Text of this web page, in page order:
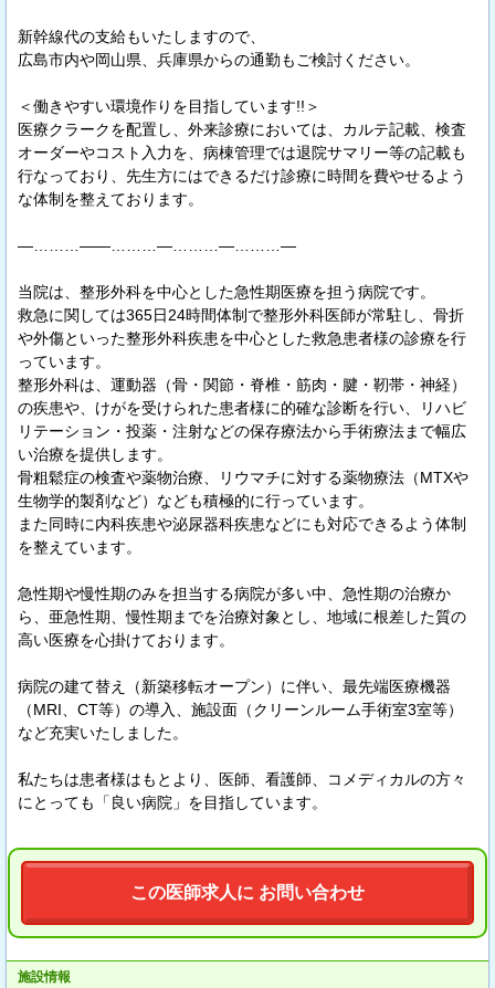
新幹線代の支給もいたしますので、
広島市内や岡山県、兵庫県からの通勤もご検討ください。
＜働きやすい環境作りを目指しています!!＞
医療クラークを配置し、外来診療においては、カルテ記載、検査
オーダーやコスト入力を、病棟管理では退院サマリー等の記載も
行なっており、先生方にはできるだけ診療に時間を費やせるよう
な体制を整えております。
―………――………―………―………―
当院は、整形外科を中心とした急性期医療を担う病院です。
救急に関しては365日24時間体制で整形外科医師が常駐し、骨折
や外傷といった整形外科疾患を中心とした救急患者様の診療を行
っています。
整形外科は、運動器（骨・関節・脊椎・筋肉・腱・靭帯・神経）
の疾患や、けがを受けられた患者様に的確な診断を行い、リハビ
リテーション・投薬・注射などの保存療法から手術療法まで幅広
い治療を提供します。
骨粗鬆症の検査や薬物治療、リウマチに対する薬物療法（MTXや
生物学的製剤など）なども積極的に行っています。
また同時に内科疾患や泌尿器科疾患などにも対応できるよう体制
を整えています。
急性期や慢性期のみを担当する病院が多い中、急性期の治療か
ら、亜急性期、慢性期までを治療対象とし、地域に根差した質の
高い医療を心掛けております。
病院の建て替え（新築移転オープン）に伴い、最先端医療機器
（MRI、CT等）の導入、施設面（クリーンルーム手術室3室等）
など充実いたしました。
私たちは患者様はもとより、医師、看護師、コメディカルの方々
にとっても「良い病院」を目指しています。
この医師求人に お問い合わせ
施設情報